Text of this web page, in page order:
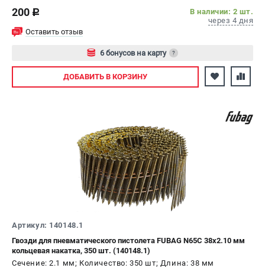
200 c
В наличии: 2 шт.
через 4 дня
Оставить отзыв
6 бонусов на карту ?
Авторизуйтесь
ДОБАВИТЬ В КОРЗИНУ
Артикул: 140148.1
Гвозди для пневматического пистолета FUBAG N65C 38х2.10 мм
кольцевая накатка, 350 шт. (140148.1)
Сечение: 2.1 мм; Количество: 350 шт; Длина: 38 мм